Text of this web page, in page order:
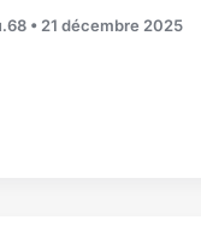
• 21 décembre 2025